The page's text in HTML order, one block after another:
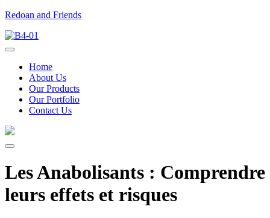
Redoan and Friends
Home
About Us
Our Products
Our Portfolio
Contact Us
Les Anabolisants : Comprendre
leurs effets et risques